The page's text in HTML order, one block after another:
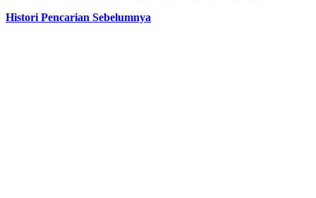
Histori Pencarian Sebelumnya